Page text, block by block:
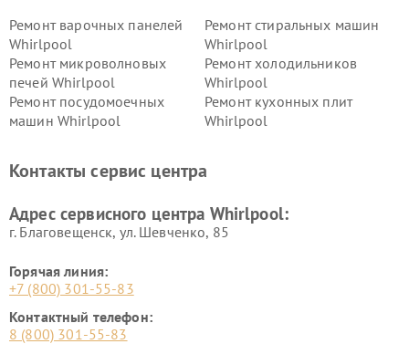
Ремонт варочных панелей
Whirlpool
Ремонт стиральных машин
Whirlpool
Ремонт микроволновых
печей Whirlpool
Ремонт холодильников
Whirlpool
Ремонт посудомоечных
машин Whirlpool
Ремонт кухонных плит
Whirlpool
Контакты сервис центра
Адрес сервисного центра Whirlpool:
г. Благовещенск, ул. Шевченко, 85
Горячая линия:
+7 (800) 301-55-83
Контактный телефон:
8 (800) 301-55-83